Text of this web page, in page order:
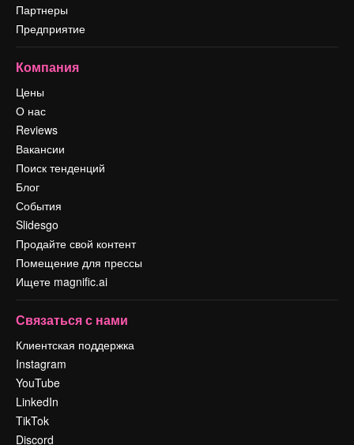
Партнеры
Предприятие
Компания
Цены
О нас
Reviews
Вакансии
Поиск тенденций
Блог
События
Slidesgo
Продайте свой контент
Помещение для прессы
Ищете magnific.ai
Связаться с нами
Клиентская поддержка
Instagram
YouTube
LinkedIn
TikTok
Discord